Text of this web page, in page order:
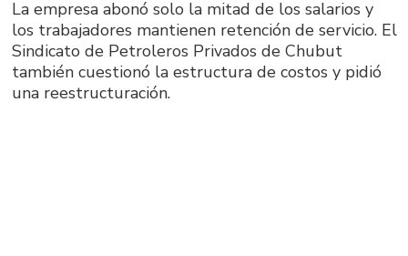
La empresa abonó solo la mitad de los salarios y
los trabajadores mantienen retención de servicio. El
Sindicato de Petroleros Privados de Chubut
también cuestionó la estructura de costos y pidió
una reestructuración.